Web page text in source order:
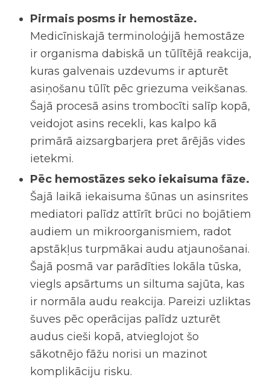
Pirmais posms ir hemostāze.
Medicīniskajā terminoloģijā hemostāze
ir organisma dabiskā un tūlītējā reakcija,
kuras galvenais uzdevums ir apturēt
asiņošanu tūlīt pēc griezuma veikšanas.
Šajā procesā asins trombocīti salīp kopā,
veidojot asins recekli, kas kalpo kā
primārā aizsargbarjera pret ārējās vides
ietekmi.
Pēc hemostāzes seko iekaisuma fāze.
Šajā laikā iekaisuma šūnas un asinsrites
mediatori palīdz attīrīt brūci no bojātiem
audiem un mikroorganismiem, radot
apstākļus turpmākai audu atjaunošanai.
Šajā posmā var parādīties lokāla tūska,
viegls apsārtums un siltuma sajūta, kas
ir normāla audu reakcija. Pareizi uzliktas
šuves pēc operācijas palīdz uzturēt
audus cieši kopā, atvieglojot šo
sākotnējo fāžu norisi un mazinot
komplikāciju risku.